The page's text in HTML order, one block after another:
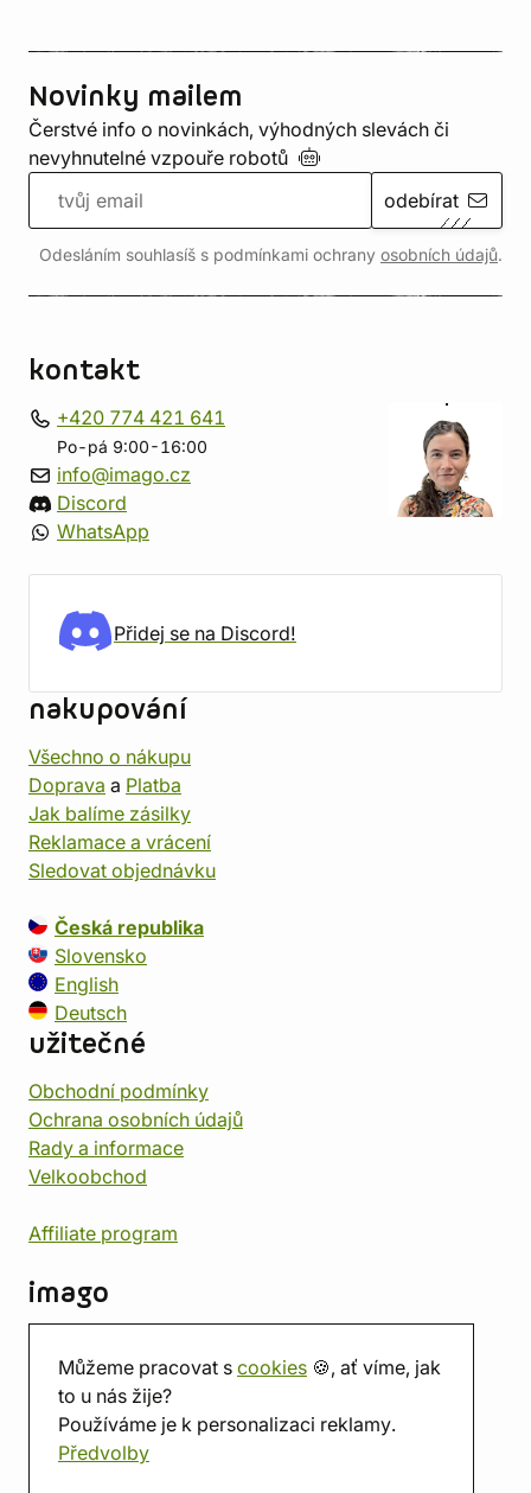
Můžeme pracovat s cookies 🍪, ať víme, jak
to u nás žije?
Používáme je k personalizaci reklamy.
Předvolby
Novinky mailem
Čerstvé info o novinkách, výhodných slevách či
nevyhnutelné vzpouře robotů
odebírat
Odesláním souhlasíš s podmínkami ochrany osobních údajů.
kontakt
+420 774 421 641
Po-pá 9:00-16:00
info@imago.cz
Discord
WhatsApp
Přidej se na Discord!
nakupování
Všechno o nákupu
Doprava a Platba
Jak balíme zásilky
Reklamace a vrácení
Sledovat objednávku
Česká republika
Slovensko
English
Deutsch
užitečné
Obchodní podmínky
Ochrana osobních údajů
Rady a informace
Velkoobchod
Affiliate program
imago
Prodejna
Herna
O nás
Hodnocení obchodu